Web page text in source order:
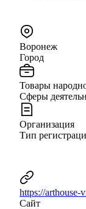
Воронеж
Город
Товары
Сферы
Организация
Тип
https://arthouse-
Сайт